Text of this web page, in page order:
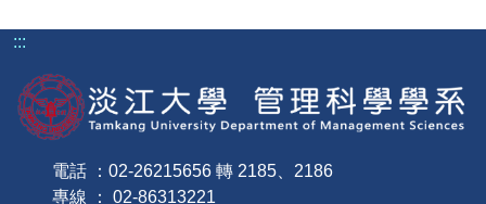
:::
電話 ：02-26215656 轉 2185、2186
專線 ： 02-86313221